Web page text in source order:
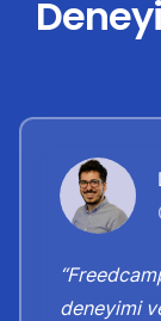
deneyimi